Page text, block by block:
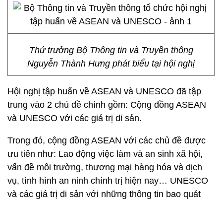
Thứ trưởng Bộ Thông tin và Truyền thông
Nguyễn Thành Hưng phát biểu tại hội nghị
Hội nghị tập huấn về ASEAN và UNESCO đã tập
trung vào 2 chủ đề chính gồm: Cộng đồng ASEAN
và UNESCO với các giá trị di sản.
Trong đó, cộng đồng ASEAN với các chủ đề được
ưu tiên như: Lao động việc làm và an sinh xã hội,
vấn đề môi trường, thương mại hàng hóa và dịch
vụ, tình hình an ninh chính trị hiện nay… UNESCO
và các giá trị di sản với những thông tin bao quát